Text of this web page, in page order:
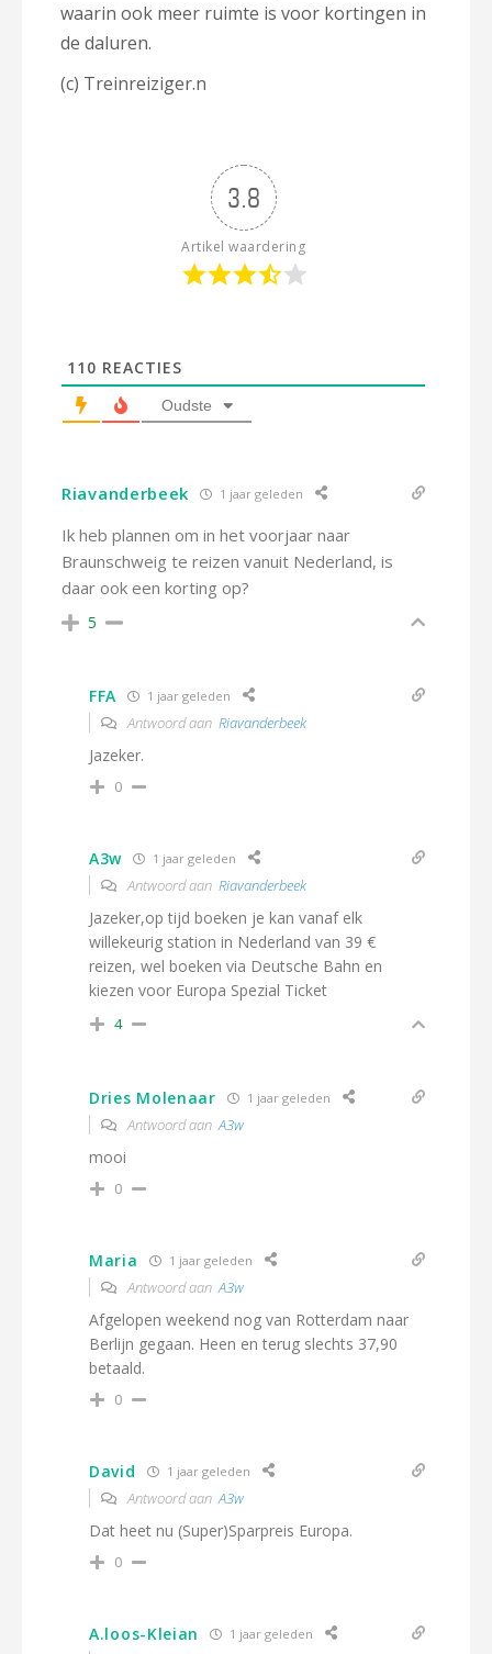
waarin ook meer ruimte is voor kortingen in
de daluren.
(c) Treinreiziger.n
3.8
Artikel waardering
110 REACTIES
Oudste
Riavanderbeek 1 jaar geleden
Ik heb plannen om in het voorjaar naar
Braunschweig te reizen vanuit Nederland, is
daar ook een korting op?
5
FFA 1 jaar geleden
Antwoord aan Riavanderbeek
Jazeker.
0
A3w 1 jaar geleden
Antwoord aan Riavanderbeek
Jazeker,op tijd boeken je kan vanaf elk
willekeurig station in Nederland van 39 €
reizen, wel boeken via Deutsche Bahn en
kiezen voor Europa Spezial Ticket
4
Dries Molenaar 1 jaar geleden
Antwoord aanA3w
mooi
0
Maria 1 jaar geleden
Antwoord aanA3w
Afgelopen weekend nog van Rotterdam naar
Berlijn gegaan. Heen en terug slechts 37,90
betaald.
0
David 1 jaar geleden
Antwoord aanA3w
Dat heet nu (Super)Sparpreis Europa.
0
A.loos-Kleian 1 jaar geleden